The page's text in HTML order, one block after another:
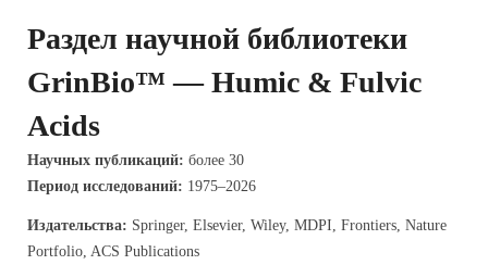
Раздел научной библиотеки
GrinBio™ — Humic & Fulvic
Acids
Научных публикаций: более 30
Период исследований: 1975–2026
Издательства: Springer, Elsevier, Wiley, MDPI, Frontiers, Nature
Portfolio, ACS Publications